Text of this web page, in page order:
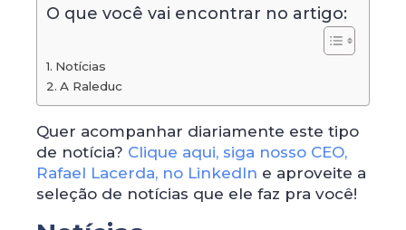
O que você vai encontrar no artigo:
Notícias
A Raleduc
Quer acompanhar diariamente este tipo
de notícia? Clique aqui, siga nosso CEO,
Rafael Lacerda, no LinkedIn e aproveite a
seleção de notícias que ele faz pra você!